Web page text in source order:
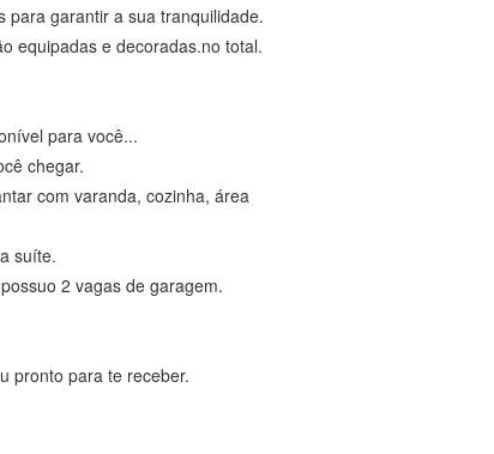
para garantir a sua tranquilidade.
equipadas e decoradas.no total.
para você...
chegar.
com varanda, cozinha, área
suíte.
2 vagas de garagem.
pronto para te receber.